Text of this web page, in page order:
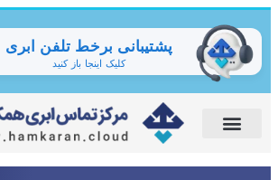
پشتیبانی برخط تلفن ابری
کلیک اینجا باز کنید